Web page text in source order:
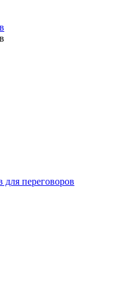
переговоров